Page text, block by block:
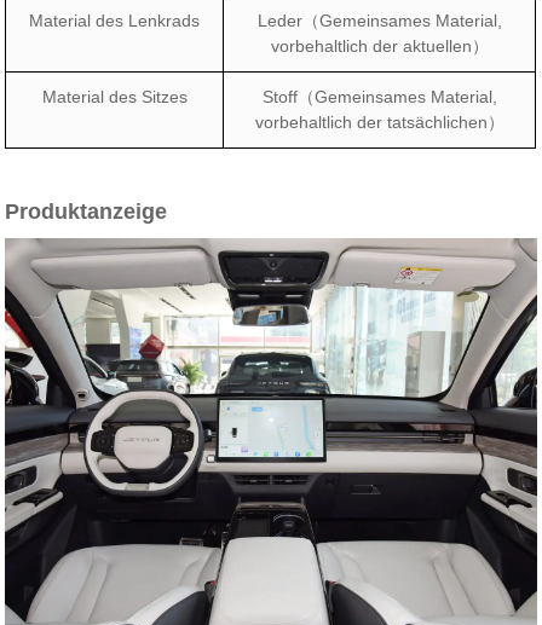
Material des Lenkrads
Leder（Gemeinsames Material,
vorbehaltlich der aktuellen）
Material des Sitzes
Stoff（Gemeinsames Material,
vorbehaltlich der tatsächlichen）
Produktanzeige